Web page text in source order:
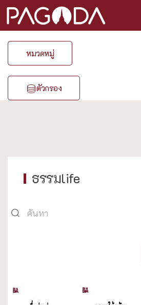
หมวดหมู่
ตัวกรอง
ธรรมlife